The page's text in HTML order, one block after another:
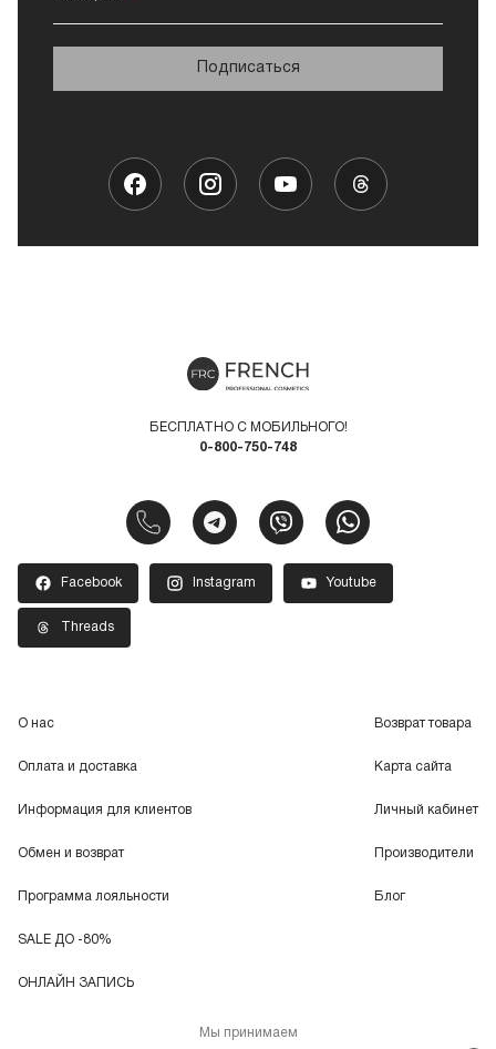
Подписаться
БЕСПЛАТНО С МОБИЛЬНОГО!
0-800-750-748
Facebook Instagram Youtube
Threads
О нас
Оплата и доставка
Информация для клиентов
Обмен и возврат
Программа лояльности
SALE ДО -80%
ОНЛАЙН ЗАПИСЬ
Возврат товара
Карта сайта
Личный кабинет
Производители
Блог
Мы принимаем